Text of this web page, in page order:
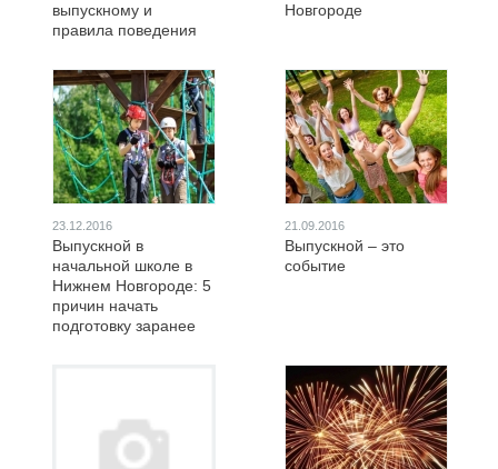
выпускному и
правила поведения
Новгороде
23.12.2016
Выпускной в
начальной школе в
Нижнем Новгороде: 5
причин начать
подготовку заранее
21.09.2016
Выпускной – это
событие